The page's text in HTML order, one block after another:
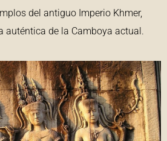
del antiguo Imperio Khmer,
auténtica de la Camboya actual.